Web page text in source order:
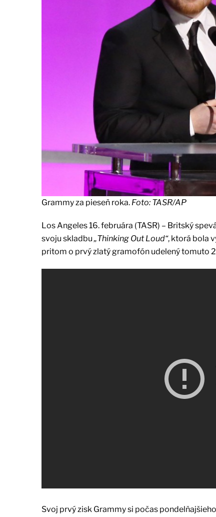
Grammy za pieseň roka. Foto: TASR/AP
Los Angeles 16. februára (TASR) – Britský
svoju skladbu„Thinking Out Loud“, ktorá bola
pritom o prvý zlatý gramofón udelený tomuto
Svoj prvý zisk Grammy si počas